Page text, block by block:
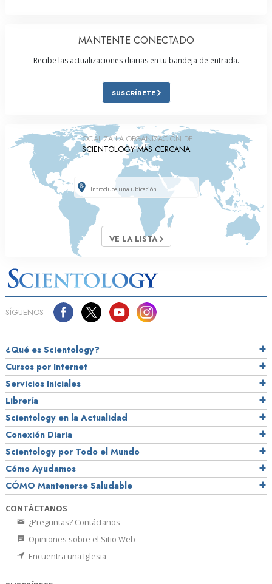
MANTENTE CONECTADO
Recibe las actualizaciones diarias en tu bandeja de entrada.
SUSCRÍBETE
LOCALIZA LA ORGANIZACIÓN DE
SCIENTOLOGY MÁS CERCANA
VE LA LISTA
SÍGUENOS
¿Qué es Scientology?
Cursos por Internet
Servicios Iniciales
Librería
Scientology en la Actualidad
Conexión Diaria
Scientology por Todo el Mundo
Cómo Ayudamos
CÓMO Mantenerse Saludable
CONTÁCTANOS
¿Preguntas? Contáctanos
Opiniones sobre el Sitio Web
Encuentra una Iglesia